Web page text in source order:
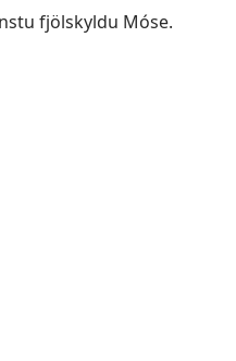
fjölskyldu Móse.